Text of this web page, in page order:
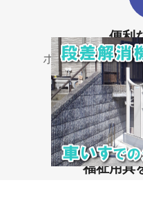
便利
ポイントでお得
福祉用具